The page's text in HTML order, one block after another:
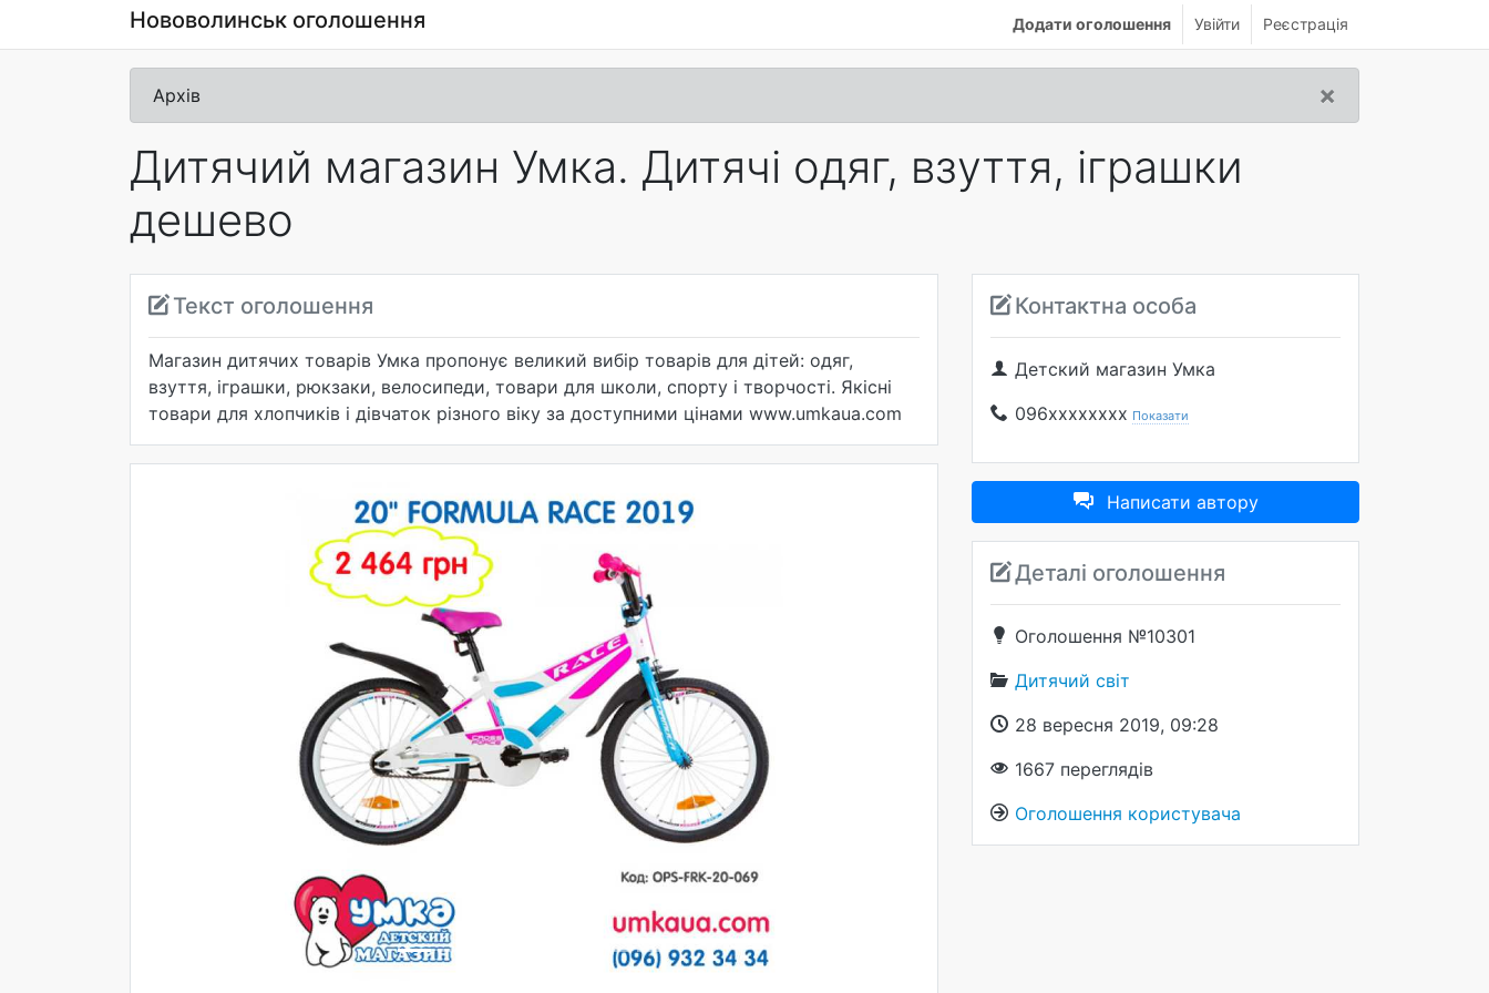
Нововолинськ оголошення Додати оголошення Увійти Реєстрація
×
Архів
Дитячий магазин Умка. Дитячі одяг, взуття, іграшки
дешево
Текст оголошення
Магазин дитячих товарів Умка пропонує великий вибір товарів для дітей: одяг,
взуття, іграшки, рюкзаки, велосипеди, товари для школи, спорту і творчості. Якісні
товари для хлопчиків і дівчаток різного віку за доступними цінами www.umkaua.com
Попередня
Контактна особа
Детский магазин Умка
096xxxxxxxx Показати
Написати автору
Деталі оголошення
Оголошення №10301
Дитячий світ
28 вересня 2019, 09:28
1667 переглядів
Оголошення користувача